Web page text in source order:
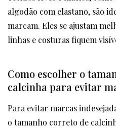
algodão com elastano, são
marcam. Eles se ajustam
linhas e costuras fiquem
Como escolher o
calcinha para evitar
Para evitar marcas
o tamanho correto de